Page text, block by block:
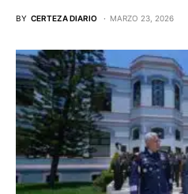
BY CERTEZA DIARIO MARZO 23, 2026